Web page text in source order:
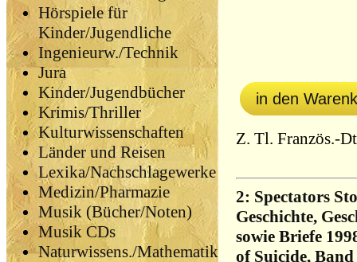
Hörspiele für
Kinder/Jugendliche
Ingenieurw./Technik
Jura
Kinder/Jugendbücher
Krimis/Thriller
Kulturwissenschaften
Länder und Reisen
Lexika/Nachschlagewerke
Medizin/Pharmazie
Musik (Bücher/Noten)
Musik CDs
Naturwissens./Mathematik
in den
Z. Tl. Französ.-
2: Spectators
Geschichte,
sowie Briefe
of Suicide,